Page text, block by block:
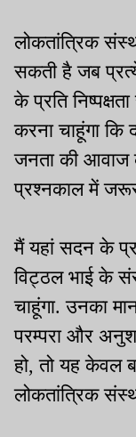
लोकतांत्रिक
सकती है जब
के प्रति
करना चाहूंगा
जनता की आवाज
प्रश्नकाल में
मैं यहां सदन के
विट्ठल भाई के
चाहूंगा. उनका
परम्परा और
हो, तो यह केवल
लोकतांत्रिक